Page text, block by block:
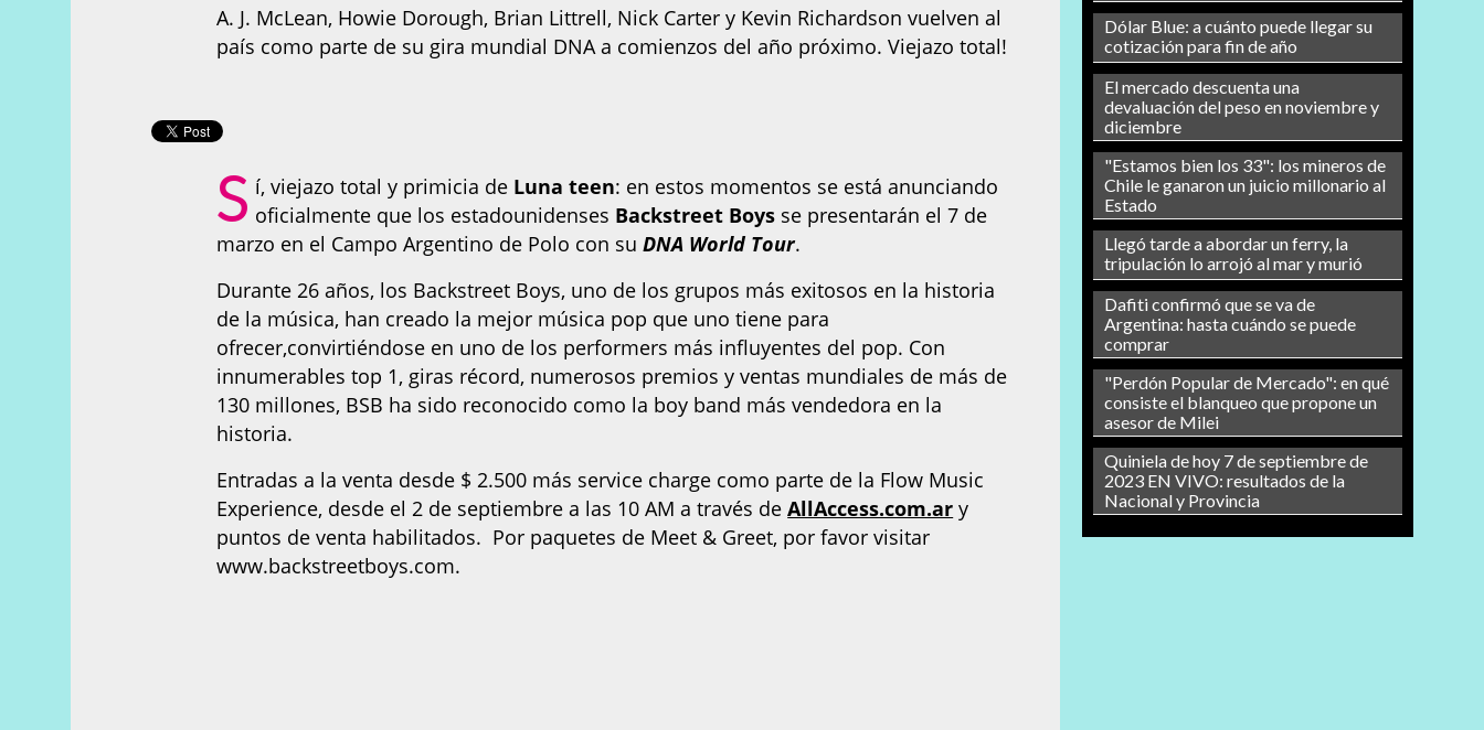
Dólar Blue: a cuánto puede llegar su
cotización para fin de año
El mercado descuenta una
devaluación del peso en noviembre y
diciembre
"Estamos bien los 33": los mineros de
Chile le ganaron un juicio millonario al
Estado
Llegó tarde a abordar un ferry, la
tripulación lo arrojó al mar y murió
Dafiti confirmó que se va de
Argentina: hasta cuándo se puede
comprar
"Perdón Popular de Mercado": en qué
consiste el blanqueo que propone un
asesor de Milei
Quiniela de hoy 7 de septiembre de
2023 EN VIVO: resultados de la
Nacional y Provincia
A. J. McLean, Howie Dorough, Brian Littrell, Nick Carter y Kevin Richardson vuelven al
país como parte de su gira mundial DNA a comienzos del año próximo. Viejazo total!
S í, viejazo total y primicia de Luna teen: en estos momentos se está anunciando
oficialmente que los estadounidenses Backstreet Boys se presentarán el 7 de
marzo en el Campo Argentino de Polo con suDNA World Tour.
Durante 26 años, los Backstreet Boys, uno de los grupos más exitosos en la historia
de la música, han creado la mejor música pop que uno tiene para
ofrecer,convirtiéndose en uno de los performers más influyentes del pop. Con
innumerables top 1, giras récord, numerosos premios y ventas mundiales de más de
130 millones, BSB ha sido reconocido como la boy band más vendedora en la
historia.
Entradas a la venta desde $ 2.500 más service charge como parte de la Flow Music
Experience, desde el 2 de septiembre a las 10 AM a través deAllAccess.com.ar y
puntos de venta habilitados. Por paquetes de Meet & Greet, por favor visitar
www.backstreetboys.com.